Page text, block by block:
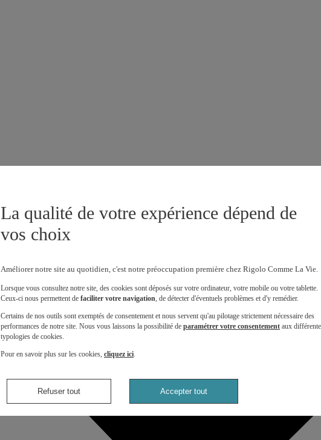
La qualité de votre expérience dépend de
vos choix
Améliorer notre site au quotidien, c'est notre préoccupation première chez Rigolo Comme La Vie.
Lorsque vous consultez notre site, des cookies sont déposés sur votre ordinateur, votre mobile ou votre tablette.
Ceux-ci nous permettent de faciliter votre navigation , de détecter d'éventuels problèmes et d'y remédier.
Certains de nos outils sont exemptés de consentement et nous servent qu'au pilotage strictement nécessaire des
performances de notre site. Nous vous laissons la possibilité de paramétrer votre consentement aux
typologies de cookies.
Pour en savoir plus sur les cookies, cliquez ici
Refuser tout Accepter tout